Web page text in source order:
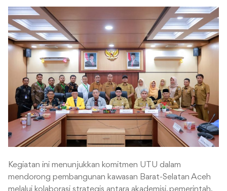
Kegiatan ini menunjukkan komitmen UTU dalam
mendorong pembangunan kawasan Barat-Selatan Aceh
melalui kolaborasi strategis antara akademisi, pemerintah,